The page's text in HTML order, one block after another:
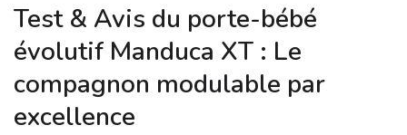
Test & Avis du porte-bébé
évolutif Manduca XT : Le
compagnon modulable par
excellence